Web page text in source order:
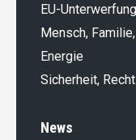
EU-
Mensch,
Energie
Sicherheit,
News